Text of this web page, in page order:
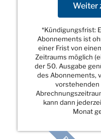
Weiter
*Kündigungsfrist:
Abonnements ist
einer Frist von
Zeitraums möglich
der 50. Ausgabe
des Abonnements,
vorstehenden
kann dann
Monat